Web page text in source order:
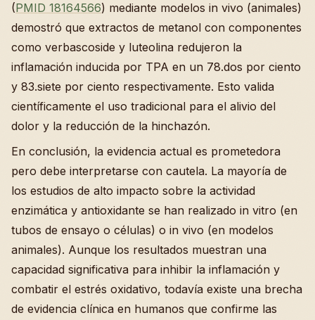
(PMID 18164566) mediante modelos in vivo (animales)
demostró que extractos de metanol con componentes
como verbascoside y luteolina redujeron la
inflamación inducida por TPA en un 78.dos por ciento
y 83.siete por ciento respectivamente. Esto valida
científicamente el uso tradicional para el alivio del
dolor y la reducción de la hinchazón.
En conclusión, la evidencia actual es prometedora
pero debe interpretarse con cautela. La mayoría de
los estudios de alto impacto sobre la actividad
enzimática y antioxidante se han realizado in vitro (en
tubos de ensayo o células) o in vivo (en modelos
animales). Aunque los resultados muestran una
capacidad significativa para inhibir la inflamación y
combatir el estrés oxidativo, todavía existe una brecha
de evidencia clínica en humanos que confirme las